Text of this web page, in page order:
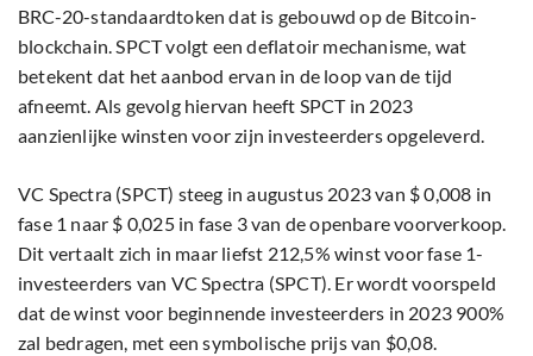
BRC-20-standaardtoken dat is gebouwd op de Bitcoin-
blockchain. SPCT volgt een deflatoir mechanisme, wat
betekent dat het aanbod ervan in de loop van de tijd
afneemt. Als gevolg hiervan heeft SPCT in 2023
aanzienlijke winsten voor zijn investeerders opgeleverd.
VC Spectra (SPCT) steeg in augustus 2023 van $ 0,008 in
fase 1 naar $ 0,025 in fase 3 van de openbare voorverkoop.
Dit vertaalt zich in maar liefst 212,5% winst voor fase 1-
investeerders van VC Spectra (SPCT). Er wordt voorspeld
dat de winst voor beginnende investeerders in 2023 900%
zal bedragen, met een symbolische prijs van $0,08.